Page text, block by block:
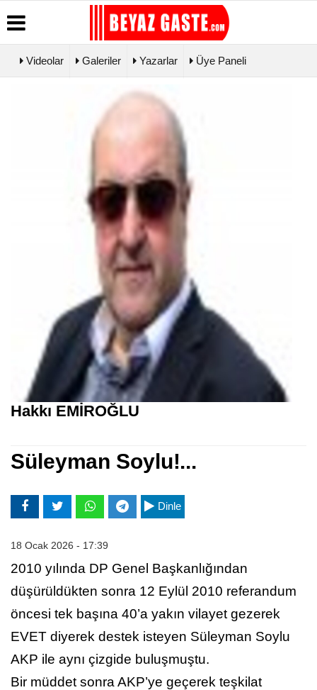
Durumu
Galeri
Foto Galeri
Videolar Galeriler Yazarlar Üye Paneli
Hakkı EMİROĞLU
Süleyman Soylu!...
Dinle
18 Ocak 2026 - 17:39
2010 yılında DP Genel Başkanlığından
düşürüldükten sonra 12 Eylül 2010 referandum
öncesi tek başına 40’a yakın vilayet gezerek
EVET diyerek destek isteyen Süleyman Soylu
AKP ile aynı çizgide buluşmuştu.
Bir müddet sonra AKP’ye geçerek teşkilat